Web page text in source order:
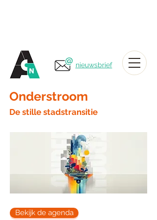
nieuwsbrief
Onderstroom
De stille stadstransitie
Bekijk de agenda